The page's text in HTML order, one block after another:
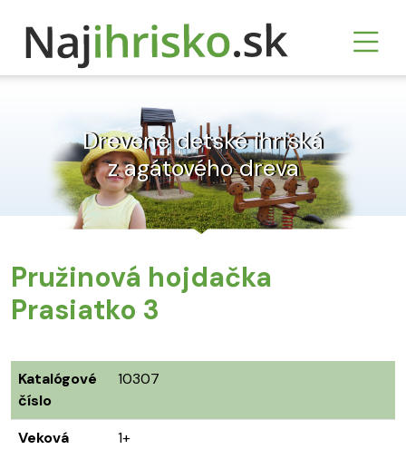
Drevené detské ihriská
z agátového dreva
Pružinová hojdačka
Prasiatko 3
Katalógové
číslo
10307
Veková
1+